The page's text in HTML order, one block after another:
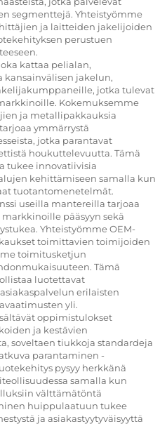
segmenttejä. Yhteistyömme
ja laitteiden jakelijoiden
perustuen
kattaa pelialan,
jakelun,
jotka tulevat
Kokemuksemme
ja metallipakkauksia
ymmärrystä
jotka parantavat
houkuttelevuutta. Tämä
tukee innovatiivisia
kehittämiseen samalla kun
tuotantomenetelmät.
useilla mantereilla tarjoaa
pääsyyn sekä
Yhteistyömme OEM-
toimittavien toimijoiden
toimitusketjun
Tämä
luotettavat
erilaisten
yli.
oppimistulokset
ja kestävien
soveltaen tiukkoja standardeja
parantaminen -
pysyy herkkänä
samalla kun
välttämätöntä
huippulaatuun tukee
ja asiakastyytyväisyyttä